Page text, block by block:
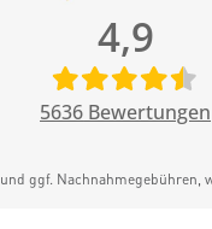
4,9
5636 Bewertungen
und ggf. Nachnahmegebühren,